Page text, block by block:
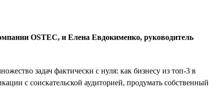
OSTEC, и Елена Евдокименко, руководитель
задач фактически с нуля: как бизнесу из топ-3 в
с соискательской аудиторией, продумать собственный